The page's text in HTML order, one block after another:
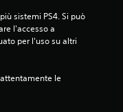
sistemi PS4. Si può
l'accesso a
per l'uso su altri
le